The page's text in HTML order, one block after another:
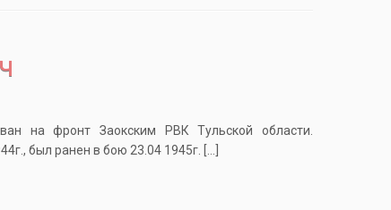
на фронт Заокским РВК Тульской области.
был ранен в бою 23.04 1945г. […]